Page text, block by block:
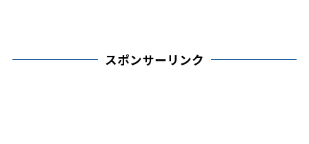
スポンサーリンク